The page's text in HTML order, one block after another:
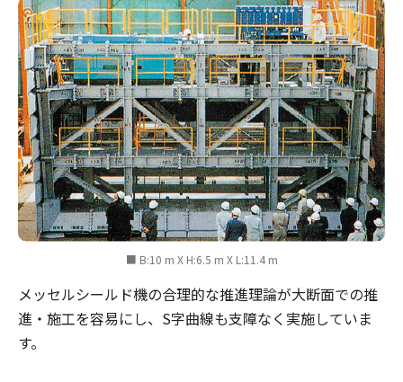
■ B:10 m X H:6.5 m X L:11.4 m
メッセルシールド機の合理的な推進理論が大断面での推
進・施工を容易にし、S字曲線も支障なく実施していま
す。